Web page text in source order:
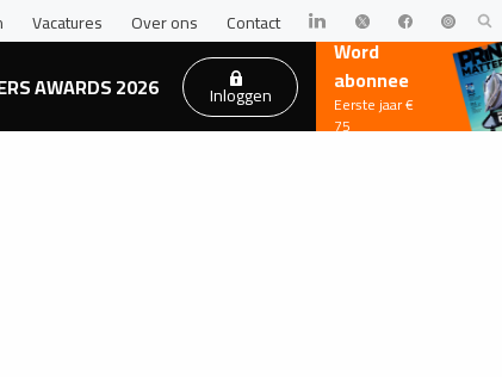
Vacatures Over ons Contact
AWARDS 2026 Inloggen
Word
abonnee
Eerste jaar €
75